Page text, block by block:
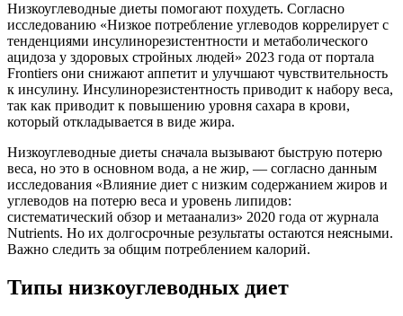
Низкоуглеводные диеты помогают похудеть. Согласно
исследованию «Низкое потребление углеводов коррелирует с
тенденциями инсулинорезистентности и метаболического
ацидоза у здоровых стройных людей» 2023 года от портала
Frontiers они снижают аппетит и улучшают чувствительность
к инсулину. Инсулинорезистентность приводит к набору веса,
так как приводит к повышению уровня сахара в крови,
который откладывается в виде жира.
Низкоуглеводные диеты сначала вызывают быструю потерю
веса, но это в основном вода, а не жир, — согласно данным
исследования «Влияние диет с низким содержанием жиров и
углеводов на потерю веса и уровень липидов:
систематический обзор и метаанализ» 2020 года от журнала
Nutrients. Но их долгосрочные результаты остаются неясными.
Важно следить за общим потреблением калорий.
Типы низкоуглеводных диет